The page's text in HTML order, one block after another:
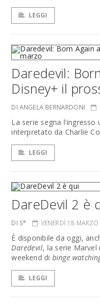
LEGGI
Daredevil:
Disney+ il
DI ANGELA BERNARDONI
La serie segna
interpretato da Charlie
LEGGI
DareDevil 2 è
DI S* VENERDÌ 18
È disponibile da oggi,
Daredevil, la serie Marvel
weekend di binge
LEGGI